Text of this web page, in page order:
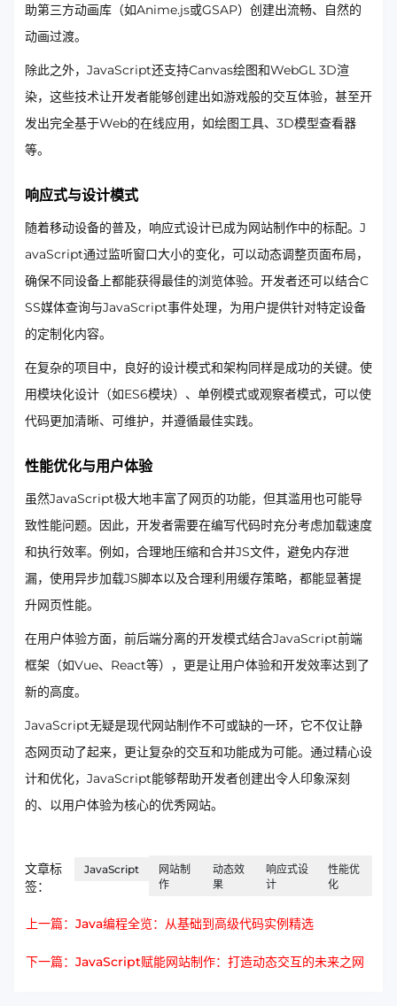
助第三方动画库（如Anime.js或GSAP）创建出流畅、自然的
动画过渡。
除此之外，JavaScript还支持Canvas绘图和WebGL 3D渲
染，这些技术让开发者能够创建出如游戏般的交互体验，甚至开
发出完全基于Web的在线应用，如绘图工具、3D模型查看器
等。
响应式与设计模式
随着移动设备的普及，响应式设计已成为网站制作中的标配。J
avaScript通过监听窗口大小的变化，可以动态调整页面布局，
确保不同设备上都能获得最佳的浏览体验。开发者还可以结合C
SS媒体查询与JavaScript事件处理，为用户提供针对特定设备
的定制化内容。
在复杂的项目中，良好的设计模式和架构同样是成功的关键。使
用模块化设计（如ES6模块）、单例模式或观察者模式，可以使
代码更加清晰、可维护，并遵循最佳实践。
性能优化与用户体验
虽然JavaScript极大地丰富了网页的功能，但其滥用也可能导
致性能问题。因此，开发者需要在编写代码时充分考虑加载速度
和执行效率。例如，合理地压缩和合并JS文件，避免内存泄
漏，使用异步加载JS脚本以及合理利用缓存策略，都能显著提
升网页性能。
在用户体验方面，前后端分离的开发模式结合JavaScript前端
框架（如Vue、React等），更是让用户体验和开发效率达到了
新的高度。
JavaScript无疑是现代网站制作不可或缺的一环，它不仅让静
态网页动了起来，更让复杂的交互和功能成为可能。通过精心设
计和优化，JavaScript能够帮助开发者创建出令人印象深刻
的、以用户体验为核心的优秀网站。
文章标
签：
JavaScript
网站制
作
动态效
果
响应式设
计
性能优
化
上一篇：Java编程全览：从基础到高级代码实例精选
下一篇：JavaScript赋能网站制作：打造动态交互的未来之网